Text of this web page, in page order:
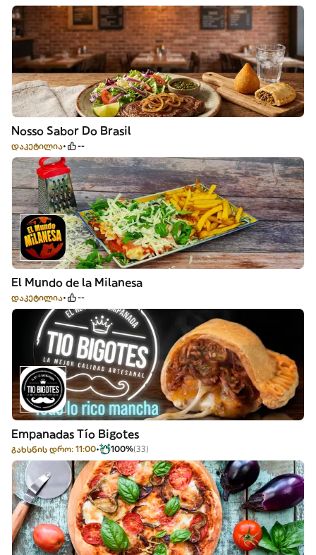
Nosso Sabor Do Brasil
დაკეტილია --
El Mundo de la Milanesa
დაკეტილია --
Empanadas Tío Bigotes
გახსნის დრო: 11:00 100%(33)